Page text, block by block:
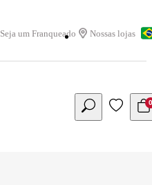
Seja um Franqueado Nossas lojas
0